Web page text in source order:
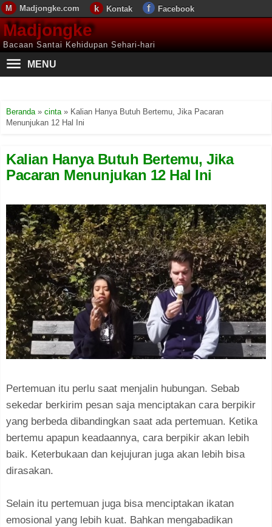
Madjongke.com Kontak Facebook
Madjongke
Bacaan Santai Kehidupan Sehari-hari
MENU
Beranda» cinta» Kalian Hanya Butuh Bertemu, Jika Pacaran
Menunjukan 12 Hal Ini
Kalian Hanya Butuh Bertemu, Jika
Pacaran Menunjukan 12 Hal Ini
Pertemuan itu perlu saat menjalin hubungan. Sebab
sekedar berkirim pesan saja menciptakan cara berpikir
yang berbeda dibandingkan saat ada pertemuan. Ketika
bertemu apapun keadaannya, cara berpikir akan lebih
baik. Keterbukaan dan kejujuran juga akan lebih bisa
dirasakan.
Selain itu pertemuan juga bisa menciptakan ikatan
emosional yang lebih kuat. Bahkan mengabadikan